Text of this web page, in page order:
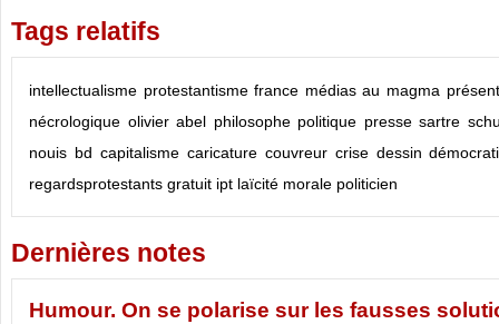
Tags relatifs
intellectualisme protestantisme france médias au magma
nécrologique olivier abel philosophe politique presse sartre
nouis bd capitalisme caricature couvreur crise dessin
regardsprotestants gratuit ipt laïcité morale politicien
Dernières notes
Humour. On se polarise sur les fausses